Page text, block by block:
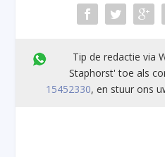
Tip de redactie via
Staphorst' toe als
15452330, en stuur ons